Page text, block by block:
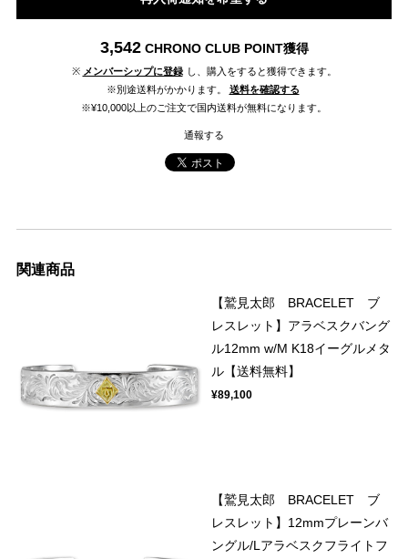
3,542 CHRONO CLUB POINT獲得
※ メンバーシップに登録 し、購入をすると獲得できます。
※別途送料がかかります。
送料を確認する
※¥10,000以上のご注文で国内送料が無料になります。
通報する
関連商品
【鷲見太郎 BRACELET ブ
レスレット】アラベスクバング
ル12mm w/M K18イーグルメタ
ル【送料無料】
¥89,100
【鷲見太郎 BRACELET ブ
レスレット】12mmプレーンバ
ングル/Lアラベスクフライトフ